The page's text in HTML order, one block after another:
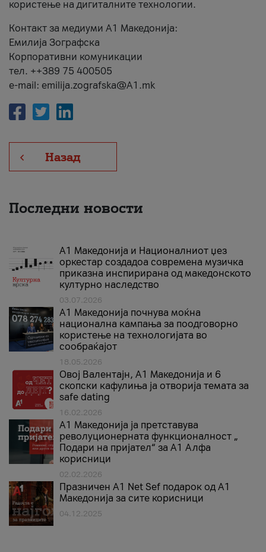
користење на дигиталните технологии.
Контакт за медиуми А1 Македонија:
Емилија Зографска
Корпоративни комуникации
тел. ++389 75 400505
e-mail: emilija.zografska@A1.mk
Назад
Последни новости
А1 Македонија и Националниот џез
оркестар создадоа современа музичка
приказна инспирирана од македонското
културно наследство
03.07.2026
A1 Македонија почнува моќна
национална кампања за поодговорно
користење на технологијата во
сообраќајот
18.05.2026
Овој Валентајн, A1 Македонија и 6
скопски кафулиња ја отворија темата за
safe dating
16.02.2026
А1 Македонија ја претставува
револуционерната функционалност „
Подари на пријател“ за А1 Алфа
корисници
02.02.2026
Празничен A1 Net Sеf подарок од А1
Македонија за сите корисници
04.12.2025